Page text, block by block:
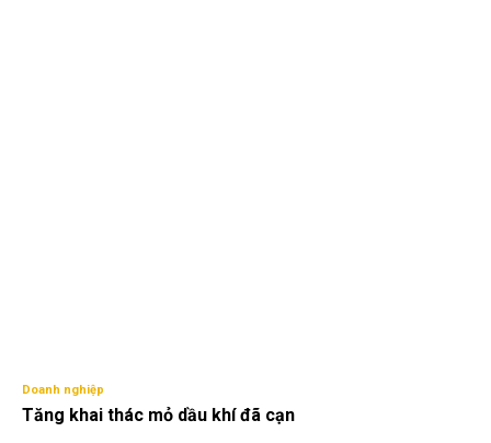
Doanh nghiệp
Tăng khai thác mỏ dầu khí đã cạn